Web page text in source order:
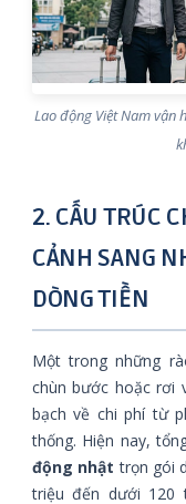
Lao động Việt Nam vận
2. CẤU TRÚC
CẢNH SANG
DÒNG TIỀN
Một trong những
chùn bước hoặc rơi
bạch về chi phí từ
thống. Hiện nay,
động nhật trọn gói
triệu đến dưới 120